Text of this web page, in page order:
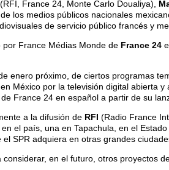
France 24, Monte Carlo Doualiya),
los medios públicos nacionales
de servicio público francés y
France Médias Monde de France 24
enero próximo, de ciertos programas
México por la televisión digital abierta
France 24 en español a partir de su
a la difusión de RFI (Radio France
el país, una en Tapachula, en el
SPR adquiera en otras grandes
en el futuro, otros proyectos